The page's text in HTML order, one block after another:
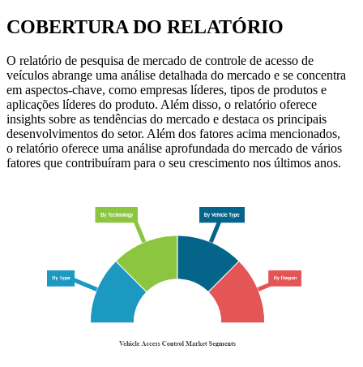
COBERTURA DO RELATÓRIO
O relatório de pesquisa de mercado de controle de acesso de
veículos abrange uma análise detalhada do mercado e se concentra
em aspectos-chave, como empresas líderes, tipos de produtos e
aplicações líderes do produto. Além disso, o relatório oferece
insights sobre as tendências do mercado e destaca os principais
desenvolvimentos do setor. Além dos fatores acima mencionados,
o relatório oferece uma análise aprofundada do mercado de vários
fatores que contribuíram para o seu crescimento nos últimos anos.